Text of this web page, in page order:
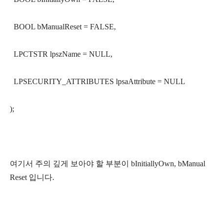
BOOL bManualReset = FALSE,
LPCTSTR lpszName = NULL,
LPSECURITY_ATTRIBUTES lpsaAttribute = NULL
);
여기서 주의 깊게 보아야 할 부분이 bInitiallyOwn, bManual
Reset 입니다.